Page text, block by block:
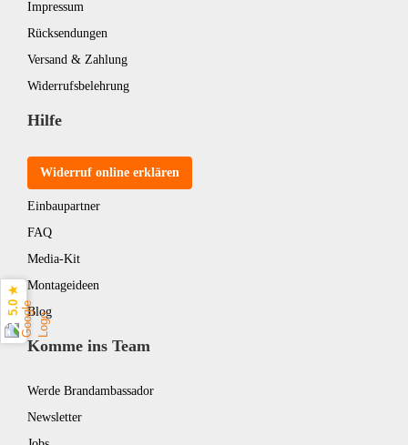
Impressum
Rücksendungen
Versand & Zahlung
Widerrufsbelehrung
Hilfe
Widerruf online erklären
Einbaupartner
FAQ
Media-Kit
Montageideen
Blog
Komme ins Team
Werde Brandambassador
Newsletter
5.0 ★